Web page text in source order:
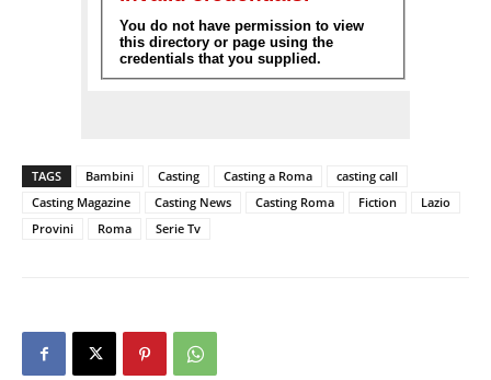
TAGS Bambini Casting Casting a Roma
casting call
Casting Magazine
Casting News Casting Roma Fiction
Lazio
Provini
Roma Serie Tv